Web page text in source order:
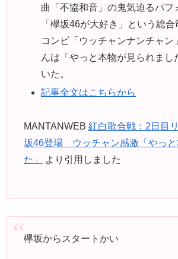
曲「不協和音」の鬼気迫るパフ
「欅坂46が大好き」という総
コンビ「ウッチャンナンチャン
んは「やっと本物が見られまし
いた。
記事全文はこちらから
MANTANWEB 紅白歌合戦：2日目
坂46登場 ウッチャン感激「やっと
た」
より引用しました
欅坂からスタートかい